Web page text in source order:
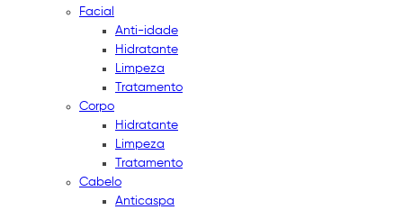
Facial
Anti-idade
Hidratante
Limpeza
Tratamento
Corpo
Hidratante
Limpeza
Tratamento
Cabelo
Anticaspa